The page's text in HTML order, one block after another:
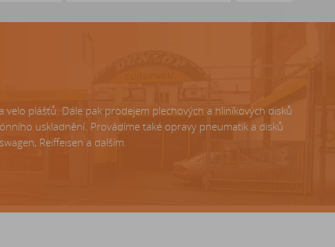
plášťů. Dále pak prodejem plechových a hliníkových disků
uskladnění. Provádíme také opravy pneumatik a disků
Reiffeisen a dalším.